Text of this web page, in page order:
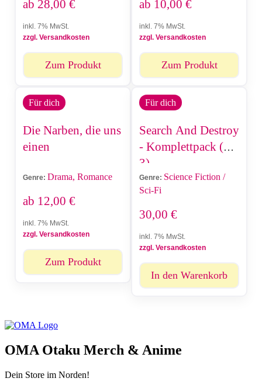
ab 28,00 €
inkl. 7% MwSt.
zzgl. Versandkosten
Zum Produkt
ab 10,00 €
inkl. 7% MwSt.
zzgl. Versandkosten
Zum Produkt
Für dich
Die Narben, die uns
einen
Genre: Drama, Romance
ab 12,00 €
inkl. 7% MwSt.
zzgl. Versandkosten
Zum Produkt
Für dich
Search And Destroy
- Komplettpack (1-
3)
Genre: Science Fiction /
Sci-Fi
30,00 €
inkl. 7% MwSt.
zzgl. Versandkosten
In den Warenkorb
OMA Otaku Merch & Anime
Dein Store im Norden!